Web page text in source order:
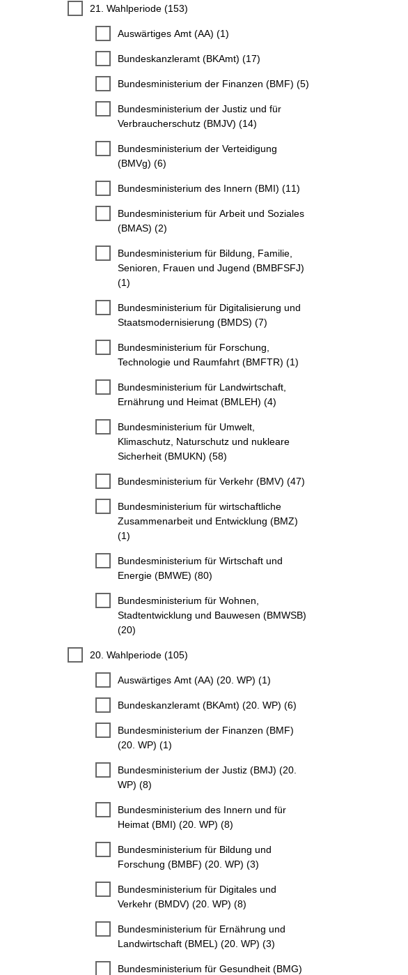
21. Wahlperiode (153)
Auswärtiges Amt (AA) (1)
Bundeskanzleramt (BKAmt) (17)
Bundesministerium der Finanzen (BMF) (5)
Bundesministerium der Justiz und für
Verbraucherschutz (BMJV) (14)
Bundesministerium der Verteidigung
(BMVg) (6)
Bundesministerium des Innern (BMI) (11)
Bundesministerium für Arbeit und Soziales
(BMAS) (2)
Bundesministerium für Bildung, Familie,
Senioren, Frauen und Jugend (BMBFSFJ)
(1)
Bundesministerium für Digitalisierung und
Staatsmodernisierung (BMDS) (7)
Bundesministerium für Forschung,
Technologie und Raumfahrt (BMFTR) (1)
Bundesministerium für Landwirtschaft,
Ernährung und Heimat (BMLEH) (4)
Bundesministerium für Umwelt,
Klimaschutz, Naturschutz und nukleare
Sicherheit (BMUKN) (58)
Bundesministerium für Verkehr (BMV) (47)
Bundesministerium für wirtschaftliche
Zusammenarbeit und Entwicklung (BMZ)
(1)
Bundesministerium für Wirtschaft und
Energie (BMWE) (80)
Bundesministerium für Wohnen,
Stadtentwicklung und Bauwesen (BMWSB)
(20)
20. Wahlperiode (105)
Auswärtiges Amt (AA) (20. WP) (1)
Bundeskanzleramt (BKAmt) (20. WP) (6)
Bundesministerium der Finanzen (BMF)
(20. WP) (1)
Bundesministerium der Justiz (BMJ) (20.
WP) (8)
Bundesministerium des Innern und für
Heimat (BMI) (20. WP) (8)
Bundesministerium für Bildung und
Forschung (BMBF) (20. WP) (3)
Bundesministerium für Digitales und
Verkehr (BMDV) (20. WP) (8)
Bundesministerium für Ernährung und
Landwirtschaft (BMEL) (20. WP) (3)
Bundesministerium für Gesundheit (BMG)